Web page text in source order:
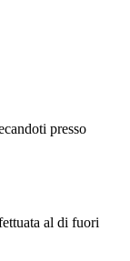
presso
al di fuori